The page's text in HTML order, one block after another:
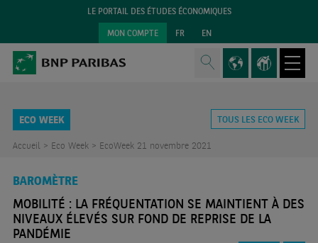
LE PORTAIL DES ÉTUDES ÉCONOMIQUES
MON COMPTE FR EN
ECO WEEK TOUS LES ECO WEEK
Accueil > Eco Week > EcoWeek 21 novembre 2021
BAROMÈTRE
MOBILITÉ : LA FRÉQUENTATION SE MAINTIENT À DES
NIVEAUX ÉLEVÉS SUR FOND DE REPRISE DE LA
PANDÉMIE